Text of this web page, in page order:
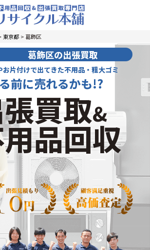
東京都 >葛飾区
葛飾区の出張買取
お片付けで出てきた不用品・粗大ゴミ
前に売れるかも!?
買取&
品回収